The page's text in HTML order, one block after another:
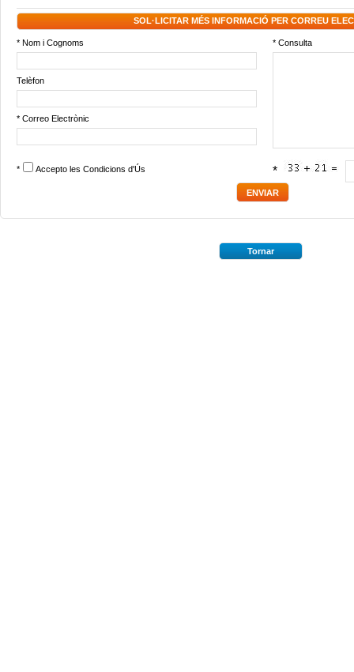
SOL·LICITAR MÉS INFORMACIÓ PER CORREU
* Nom i Cognoms * Consulta
Telèfon
* Correo Electrònic
* Accepto les Condicions d'Ús *
Tornar